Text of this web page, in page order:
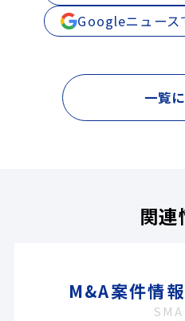
Googleニュース
一覧
関連
M&A案件情